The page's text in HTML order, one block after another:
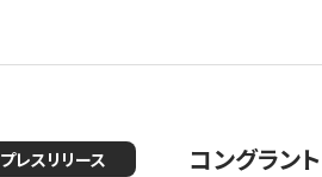
プレスリリース コングラン